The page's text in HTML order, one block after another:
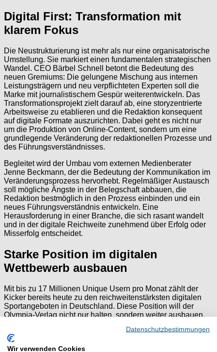
Digital First: Transformation mit
klarem Fokus
Die Neustrukturierung ist mehr als nur eine organisatorische
Umstellung. Sie markiert einen fundamentalen strategischen
Wandel. CEO Bärbel Schnell betont die Bedeutung des
neuen Gremiums: Die gelungene Mischung aus internen
Leistungsträgern und neu verpflichteten Experten soll die
Marke mit journalistischem Gespür weiterentwickeln. Das
Transformationsprojekt zielt darauf ab, eine storyzentrierte
Arbeitsweise zu etablieren und die Redaktion konsequent
auf digitale Formate auszurichten. Dabei geht es nicht nur
um die Produktion von Online-Content, sondern um eine
grundlegende Veränderung der redaktionellen Prozesse und
des Führungsverständnisses.
Begleitet wird der Umbau vom externen Medienberater
Jenne Beckmann, der die Bedeutung der Kommunikation im
Veränderungsprozess hervorhebt. Regelmäßiger Austausch
soll mögliche Ängste in der Belegschaft abbauen, die
Redaktion bestmöglich in den Prozess einbinden und ein
neues Führungsverständnis entwickeln. Eine
Herausforderung in einer Branche, die sich rasant wandelt
und in der digitale Reichweite zunehmend über Erfolg oder
Misserfolg entscheidet.
Starke Position im digitalen
Wettbewerb ausbauen
Mit bis zu 17 Millionen Unique Usern pro Monat zählt der
Kicker bereits heute zu den reichweitenstärksten digitalen
Sportangeboten in Deutschland. Diese Position will der
Olympia-Verlag nicht nur halten, sondern weiter ausbauen.
Die neue Organisationsstruktur startet offiziell nach der
Fußball-Weltmeisterschaft im Sommer 2026. Bis dahin
bereitet das Editorial Board bereits die künftigen
Datenschutzbestimmungen
Wir verwenden Cookies